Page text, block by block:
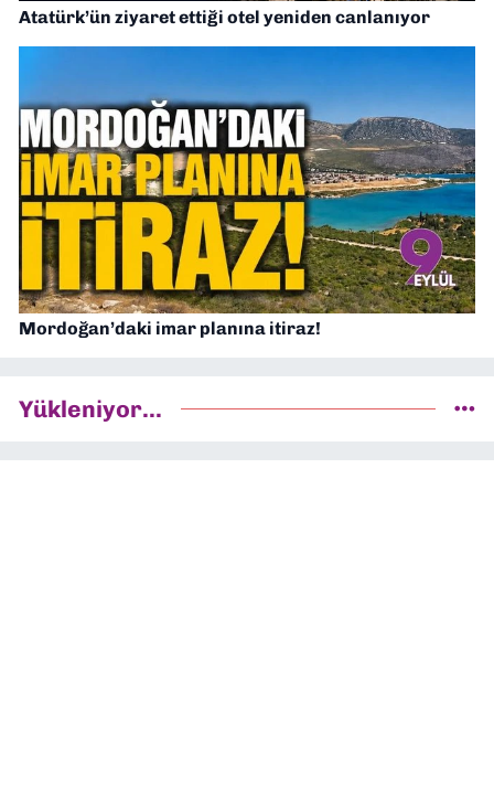
Atatürk’ün ziyaret ettiği otel yeniden canlanıyor
Mordoğan’daki imar planına itiraz!
Yükleniyor...